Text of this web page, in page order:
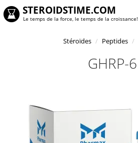
STEROIDSTIME.COM
Le temps de la force, le temps de la croissance!
Stéroïdes Peptides
GHRP-6